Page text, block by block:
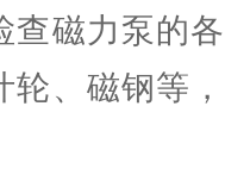
查磁力泵的
轮、磁钢等